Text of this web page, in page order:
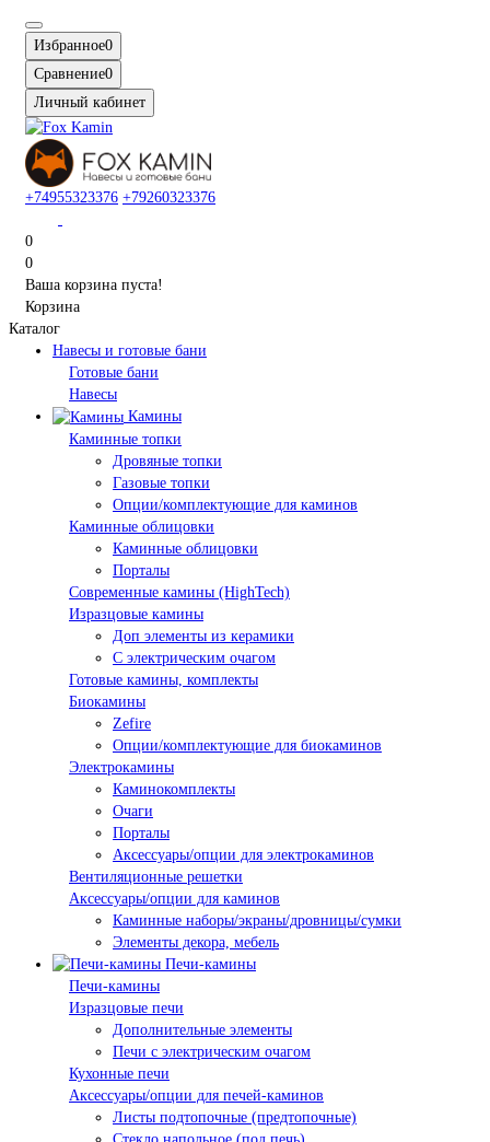
Избранное0
Сравнение0
Личный кабинет
+74955323376 +79260323376
0
0
Ваша корзина пуста!
Корзина
Каталог
Навесы и готовые бани
Готовые бани
Навесы
Камины
Каминные топки
Дровяные топки
Газовые топки
Опции/комплектующие для каминов
Каминные облицовки
Каминные облицовки
Порталы
Современные камины (HighTech)
Изразцовые камины
Доп элементы из керамики
С электрическим очагом
Готовые камины, комплекты
Биокамины
Zefire
Опции/комплектующие для биокаминов
Электрокамины
Каминокомплекты
Очаги
Порталы
Аксессуары/опции для электрокаминов
Вентиляционные решетки
Аксессуары/опции для каминов
Каминные наборы/экраны/дровницы/сумки
Элементы декора, мебель
Печи-камины
Печи-камины
Изразцовые печи
Дополнительные элементы
Печи с электрическим очагом
Кухонные печи
Аксессуары/опции для печей-каминов
Листы подтопочные (предтопочные)